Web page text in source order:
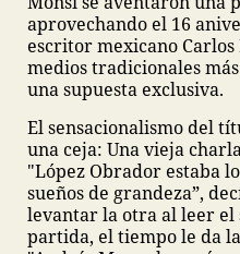
aprovechando el 16
escritor mexicano Carlos
medios tradicionales
una supuesta exclusiva.
El sensacionalismo del
una ceja: Una vieja
"López Obrador estaba
sueños de grandeza”,
levantar la otra al leer el
partida, el tiempo le da